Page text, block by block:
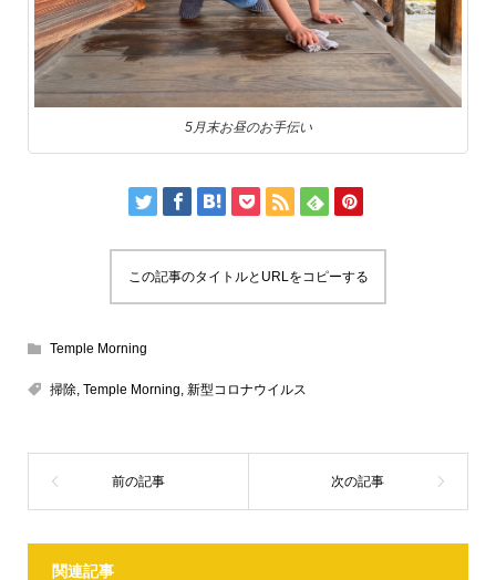
5月末お昼のお手伝い
この記事のタイトルとURLをコピーする
Temple Morning
掃除, Temple Morning, 新型コロナウイルス
関連記事